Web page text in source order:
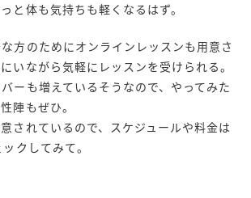
と体も気持ちも軽くなるはず。
方のためにオンラインレッスンも用意さ
いながら気軽にレッスンを受けられる。
ーも増えているそうなので、やってみた
陣もぜひ。
されているので、スケジュールや料金は
クしてみて。